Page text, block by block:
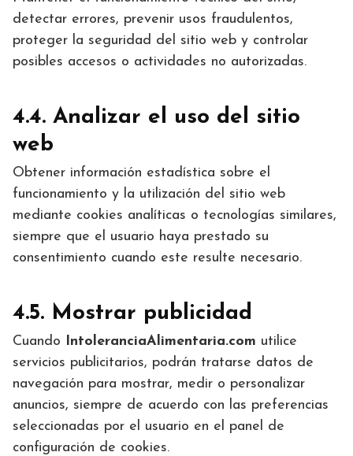
detectar errores, prevenir usos fraudulentos,
proteger la seguridad del sitio web y controlar
posibles accesos o actividades no autorizadas.
4.4. Analizar el uso del sitio
web
Obtener información estadística sobre el
funcionamiento y la utilización del sitio web
mediante cookies analíticas o tecnologías similares,
siempre que el usuario haya prestado su
consentimiento cuando este resulte necesario.
4.5. Mostrar publicidad
Cuando IntoleranciaAlimentaria.com utilice
servicios publicitarios, podrán tratarse datos de
navegación para mostrar, medir o personalizar
anuncios, siempre de acuerdo con las preferencias
seleccionadas por el usuario en el panel de
configuración de cookies.